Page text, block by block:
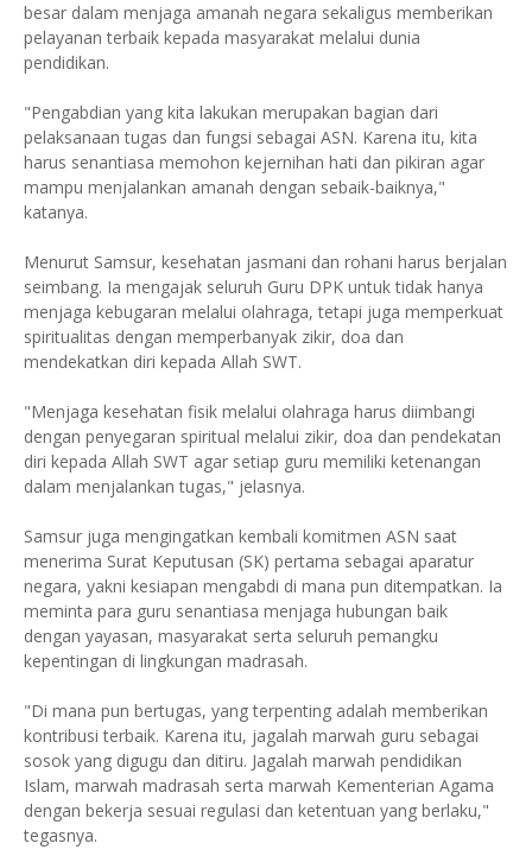
besar dalam menjaga amanah negara sekaligus memberikan
pelayanan terbaik kepada masyarakat melalui dunia
pendidikan.
"Pengabdian yang kita lakukan merupakan bagian dari
pelaksanaan tugas dan fungsi sebagai ASN. Karena itu, kita
harus senantiasa memohon kejernihan hati dan pikiran agar
mampu menjalankan amanah dengan sebaik-baiknya,"
katanya.
Menurut Samsur, kesehatan jasmani dan rohani harus berjalan
seimbang. Ia mengajak seluruh Guru DPK untuk tidak hanya
menjaga kebugaran melalui olahraga, tetapi juga memperkuat
spiritualitas dengan memperbanyak zikir, doa dan
mendekatkan diri kepada Allah SWT.
"Menjaga kesehatan fisik melalui olahraga harus diimbangi
dengan penyegaran spiritual melalui zikir, doa dan pendekatan
diri kepada Allah SWT agar setiap guru memiliki ketenangan
dalam menjalankan tugas," jelasnya.
Samsur juga mengingatkan kembali komitmen ASN saat
menerima Surat Keputusan (SK) pertama sebagai aparatur
negara, yakni kesiapan mengabdi di mana pun ditempatkan. Ia
meminta para guru senantiasa menjaga hubungan baik
dengan yayasan, masyarakat serta seluruh pemangku
kepentingan di lingkungan madrasah.
"Di mana pun bertugas, yang terpenting adalah memberikan
kontribusi terbaik. Karena itu, jagalah marwah guru sebagai
sosok yang digugu dan ditiru. Jagalah marwah pendidikan
Islam, marwah madrasah serta marwah Kementerian Agama
dengan bekerja sesuai regulasi dan ketentuan yang berlaku,"
tegasnya.